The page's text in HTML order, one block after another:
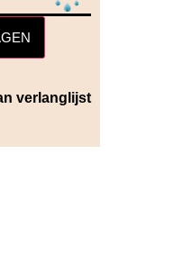
verlanglijst